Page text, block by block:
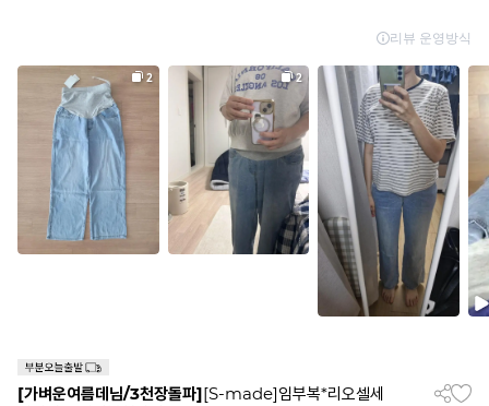
[가벼운여름데님/3천장돌파][S-made]임부복*리오셀세